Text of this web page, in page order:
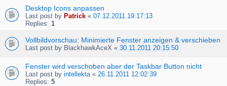
Desktop Icons anpassen
Last post by Patrick « 07.12.2011 19:17:13
Replies: 1
Vollbildvorschau: Minimierte Fenster anzeigen & verschieben
Last post by BlackhawkAceX « 30.11.2011 20:15:50
Fenster wird verschoben aber der Taskbar Button nicht
Last post by intellekta« 26.11.2011 12:02:39
Replies: 5